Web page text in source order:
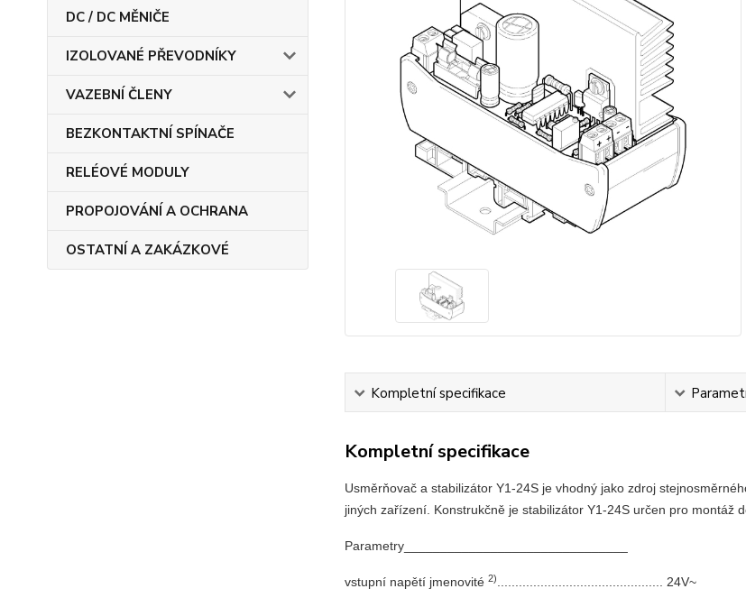
DC / DC MĚNIČE
IZOLOVANÉ PŘEVODNÍKY
VAZEBNÍ ČLENY
BEZKONTAKTNÍ SPÍNAČE
RELÉOVÉ MODULY
PROPOJOVÁNÍ A OCHRANA
OSTATNÍ A ZAKÁZKOVÉ
Kompletní specifikace
Kompletní specifikace
Usměrňovač a stabilizátor Y1-24S je vhodný jako zdroj
jiných zařízení. Konstrukčně je stabilizátor Y1-24S určen pro montáž
Parametry_______________________________
vstupní napětí jmenovité 2) .............................................. 24V~